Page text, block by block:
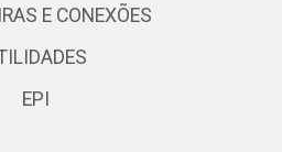
E CONEXÕES
EPI